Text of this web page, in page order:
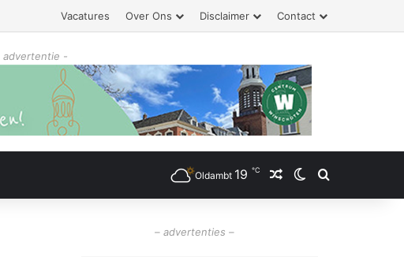
Vacatures Over Ons Disclaimer Contact
advertentie -
Oldambt 19 ℃ Willekeurig artikel
Switch skin
Zoeken
– advertenties –